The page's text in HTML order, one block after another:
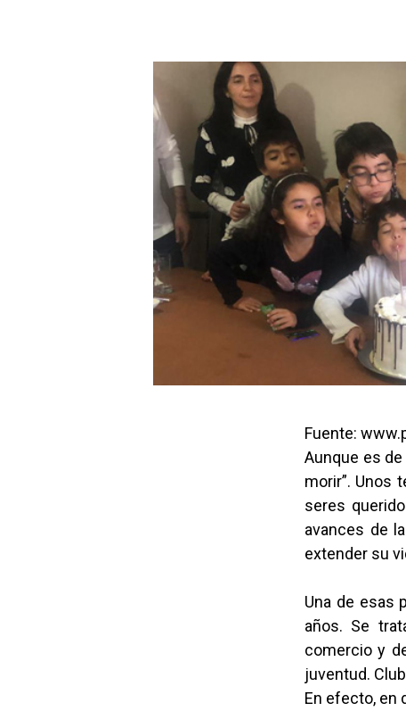
Fuente:
Aunque es
morir”. Unos
seres
avances de
extender su
Una de esas
años. Se
comercio y
juventud.
En efecto, en